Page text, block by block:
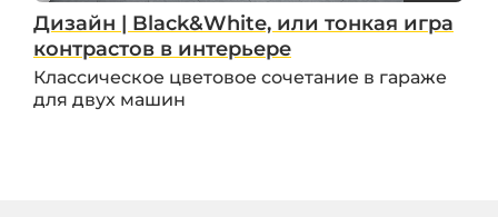
Дизайн | Black&White, или тонкая игра
контрастов в интерьере
Классическое цветовое сочетание в гараже
для двух машин